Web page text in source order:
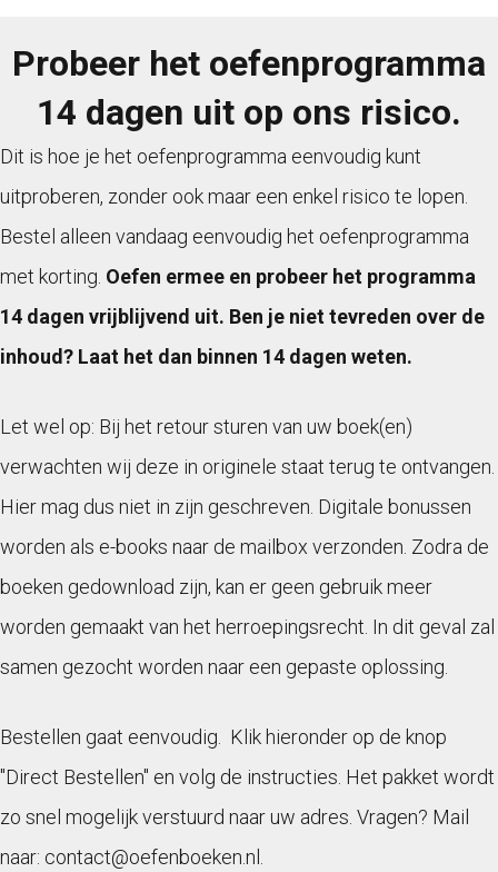
Probeer het oefenprogramma
14 dagen uit op ons risico.
Dit is hoe je het oefenprogramma eenvoudig kunt
uitproberen, zonder ook maar een enkel risico te lopen.
Bestel alleen vandaag eenvoudig het oefenprogramma
met korting. Oefen ermee en probeer het programma
14 dagen vrijblijvend uit. Ben je niet tevreden over de
inhoud? Laat het dan binnen 14 dagen weten.
Let wel op: Bij het retour sturen van uw boek(en)
verwachten wij deze in originele staat terug te ontvangen.
Hier mag dus niet in zijn geschreven. Digitale bonussen
worden als e-books naar de mailbox verzonden. Zodra de
boeken gedownload zijn, kan er geen gebruik meer
worden gemaakt van het herroepingsrecht. In dit geval zal
samen gezocht worden naar een gepaste oplossing.
Bestellen gaat eenvoudig. Klik hieronder op de knop
"Direct Bestellen" en volg de instructies. Het pakket wordt
zo snel mogelijk verstuurd naar uw adres. Vragen? Mail
naar: contact@oefenboeken.nl.